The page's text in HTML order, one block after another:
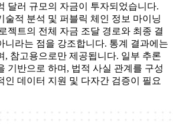
달러 규모의 자금이 투자되었습니다.
술적 분석 및 퍼블릭 체인 정보 마이닝
젝트의 전체 자금 조달 경로와 최종 결
니라는 점을 강조합니다. 통계 결과에는
, 참고용으로만 제공됩니다. 일부 추론
기반으로 하며, 법적 사실 관계를 구성
인 데이터 지원 및 다자간 검증이 필요